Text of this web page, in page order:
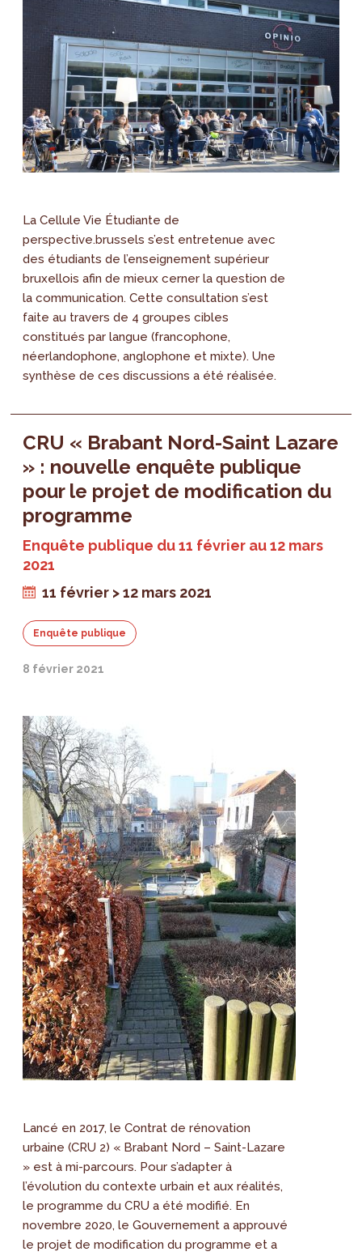
La Cellule Vie Étudiante de
perspective.brussels s’est entretenue avec
des étudiants de l’enseignement supérieur
bruxellois afin de mieux cerner la question de
la communication. Cette consultation s’est
faite au travers de 4 groupes cibles
constitués par langue (francophone,
néerlandophone, anglophone et mixte). Une
synthèse de ces discussions a été réalisée.
CRU « Brabant Nord-Saint Lazare
» : nouvelle enquête publique
pour le projet de modification du
programme
Enquête publique du 11 février au 12 mars
2021
11 février > 12 mars 2021
Enquête publique
8 février 2021
Lancé en 2017, le Contrat de rénovation
urbaine (CRU 2) « Brabant Nord – Saint-Lazare
» est à mi-parcours. Pour s’adapter à
l’évolution du contexte urbain et aux réalités,
le programme du CRU a été modifié. En
novembre 2020, le Gouvernement a approuvé
le projet de modification du programme et a